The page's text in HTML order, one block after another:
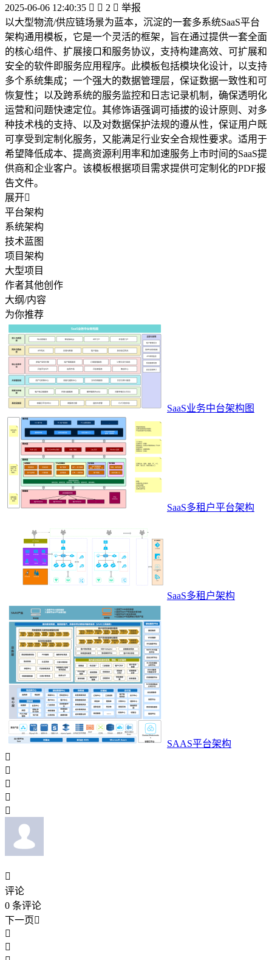
2025-06-06 12:40:35   2  举报
以大型物流/供应链场景为蓝本，沉淀的一套多系统SaaS平台
架构通用模板，它是一个灵活的框架，旨在通过提供一套全面
的核心组件、扩展接口和服务协议，支持构建高效、可扩展和
安全的软件即服务应用程序。此模板包括模块化设计，以支持
多个系统集成；一个强大的数据管理层，保证数据一致性和可
恢复性；以及跨系统的服务监控和日志记录机制，确保透明化
运营和问题快速定位。其修饰语强调可插拔的设计原则、对多
种技术栈的支持、以及对数据保护法规的遵从性，保证用户既
可享受到定制化服务，又能满足行业安全合规性要求。适用于
希望降低成本、提高资源利用率和加速服务上市时间的SaaS提
供商和企业客户。该模板根据项目需求提供可定制化的PDF报
告文件。
展开
平台架构
系统架构
技术蓝图
项目架构
大型项目
作者其他创作
大纲/内容
为你推荐
SaaS业务中台架构图
SaaS多租户平台架构
SaaS多租户架构
SAAS平台架构






评论
0 条评论
下一页

